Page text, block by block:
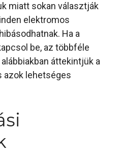
miatt sokan választják
elektromos
Ha a
be, az többféle
áttekintjük a
azok lehetséges